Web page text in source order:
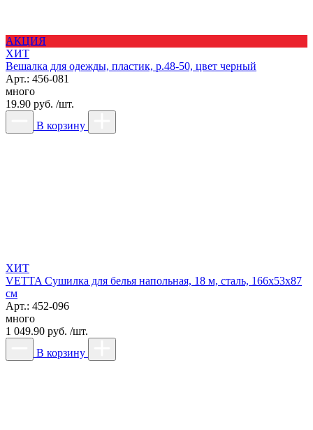
АКЦИЯ
ХИТ
Вешалка для одежды, пластик, р.48-50, цвет черный
Арт.: 456-081
много
19.90 руб. /шт.
В корзину
ХИТ
VETTA Сушилка для белья напольная, 18 м, сталь, 166х53х87
см
Арт.: 452-096
много
1 049.90 руб. /шт.
В корзину